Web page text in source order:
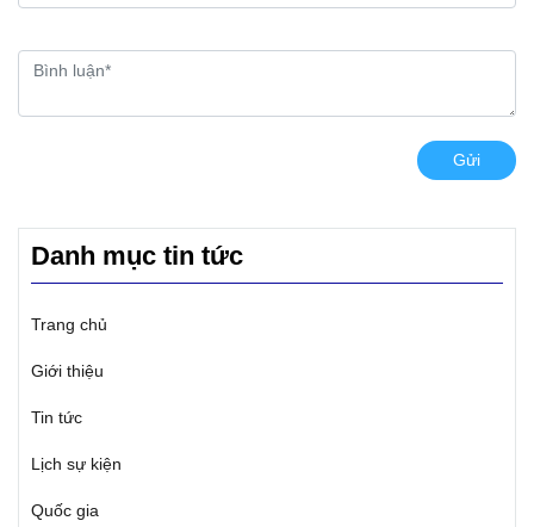
Gửi
Danh mục tin tức
Trang chủ
Giới thiệu
Tin tức
Lịch sự kiện
Quốc gia